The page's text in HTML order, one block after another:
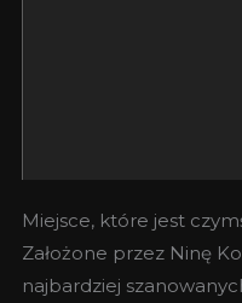
Miejsce, które jest
Założone przez Ninę
najbardziej